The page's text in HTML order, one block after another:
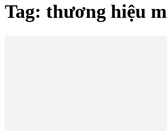
Tag: thương hiệu